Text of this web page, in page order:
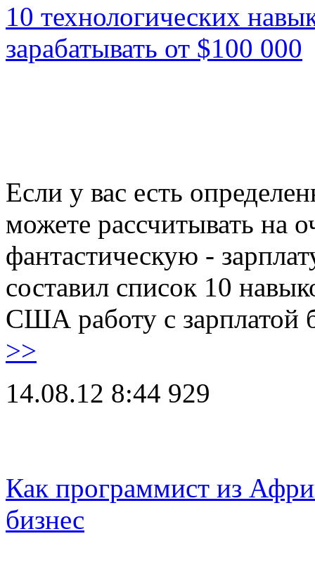
10 технологических
зарабатывать от $100 000
Если у вас есть
можете рассчитывать на
фантастическую -
составил список 10
США работу с зарплатой
>>
14.08.12 8:44 929
Как программист из
бизнес